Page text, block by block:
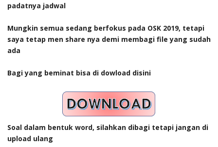
padatnya jadwal
Mungkin semua sedang berfokus pada OSK 2019, tetapi
saya tetap men share nya demi membagi file yang sudah
ada
Bagi yang beminat bisa di dowload disini
Soal dalam bentuk word, silahkan dibagi tetapi jangan di
upload ulang